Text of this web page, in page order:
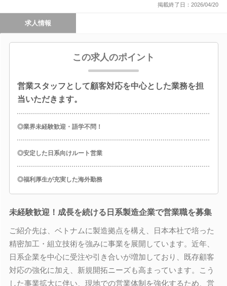
掲載終了日：2026/04/20
求人情報
この求人のポイント
営業スタッフとして顧客対応を中心とした業務を担
当いただきます。
◎業界未経験歓迎・語学不問！
◎安定した日系向けルート営業
◎福利厚生が充実した海外勤務
未経験歓迎！成長を続ける日系製造企業で営業職を募集
ご紹介先は、ベトナムに製造拠点を構え、日本本社で培った
精密加工・組立技術を強みに事業を展開しています。近年、
日系企業を中心に受注や引き合いが増加しており、既存顧客
対応の強化に加え、新規開拓ニーズも高まっています。こう
した事業拡大に伴い、現地での営業体制を強化するため、営